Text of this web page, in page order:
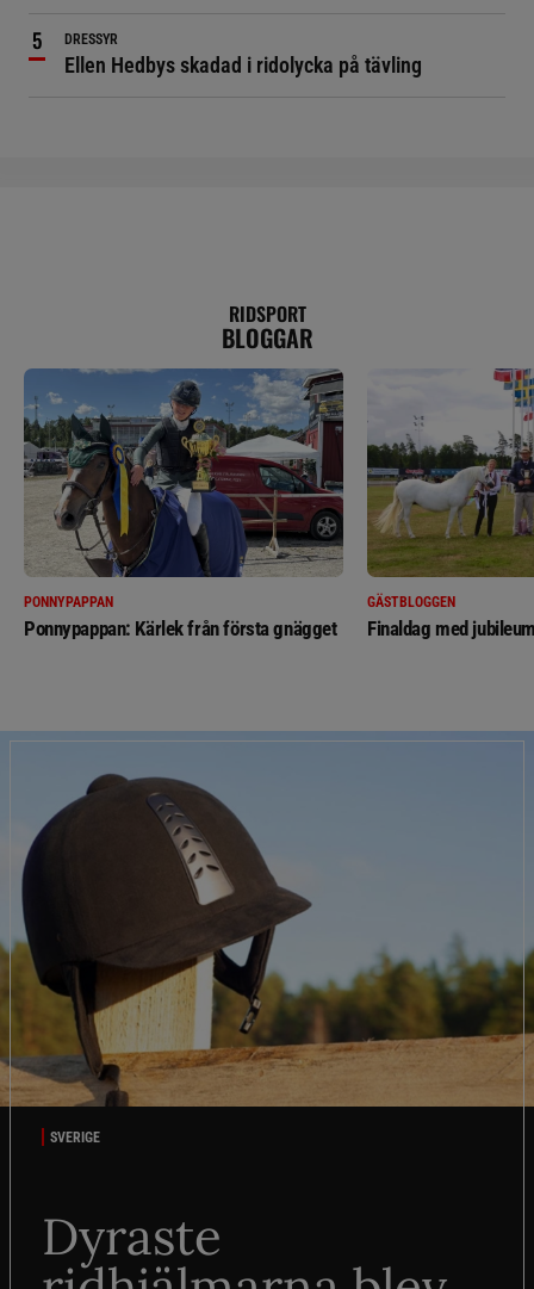
DRESSYR
Ellen Hedbys skadad i ridolycka på tävling
RIDSPORT
BLOGGAR
PONNYPAPPAN
Ponnypappan: Kärlek från första gnägget
GÄSTBLOGGEN
Finaldag med
SVERIGE
Dyraste